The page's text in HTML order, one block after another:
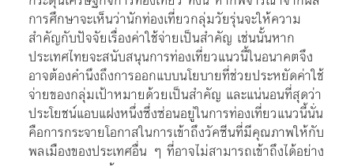
การศึกษาจะเห็นว่านักท่องเที่ยวกลุ่มวัยรุ่นจะให้ความ
สำคัญกับปัจจัยเรื่องค่าใช้จ่ายเป็นสำคัญ เช่นนั้นหาก
ประเทศไทยจะสนับสนุนการท่องเที่ยวแนวนี้ในอนาคตจึง
อาจต้องคำนึงถึงการออกแบบนโยบายที่ช่วยประหยัดค่าใช้
จ่ายของกลุ่มเป้าหมายด้วยเป็นสำคัญ และแน่นอนที่สุดว่า
ประโยชน์แอบแฝงหนึ่งซึ่งซ่อนอยู่ในการท่องเที่ยวแนวนี้นั่น
คือการกระจายโอกาสในการเข้าถึงวัคซีนที่มีคุณภาพให้กับ
พลเมืองของประเทศอื่น ๆ ที่อาจไม่สามารถเข้าถึงได้อย่าง